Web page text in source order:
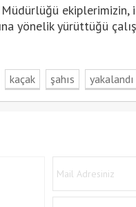
ekiplerimizin,
yönelik yürüttüğü
kaçak şahıs yakalandı